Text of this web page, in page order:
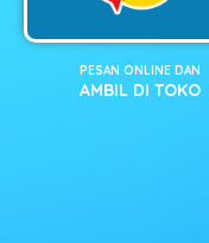
PESAN ONLINE DAN
AMBIL DI TOKO